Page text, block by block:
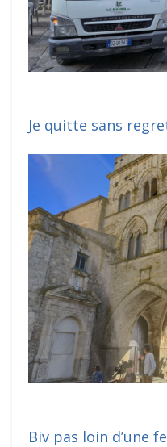
Je quitte sans
Biv pas loin d’une